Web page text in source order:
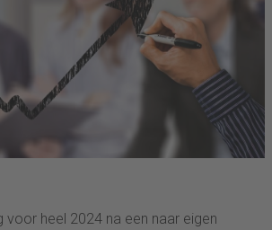
heel 2024 na een naar eigen